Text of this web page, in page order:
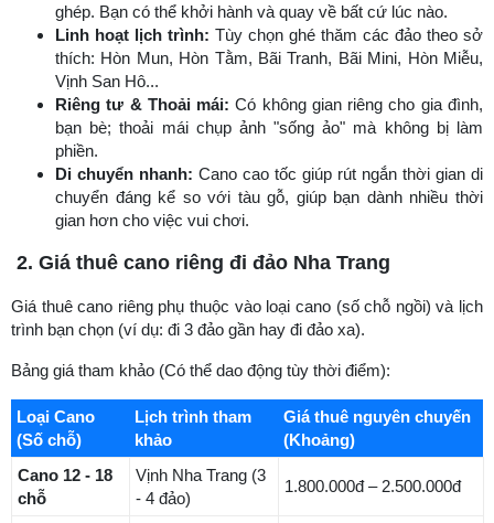
ghép. Bạn có thể khởi hành và quay về bất cứ lúc nào.
Linh hoạt lịch trình: Tùy chọn ghé thăm các đảo theo sở
thích: Hòn Mun, Hòn Tằm, Bãi Tranh, Bãi Mini, Hòn Miễu,
Vịnh San Hô...
Riêng tư & Thoải mái: Có không gian riêng cho gia đình,
bạn bè; thoải mái chụp ảnh "sống ảo" mà không bị làm
phiền.
Di chuyển nhanh: Cano cao tốc giúp rút ngắn thời gian di
chuyển đáng kể so với tàu gỗ, giúp bạn dành nhiều thời
gian hơn cho việc vui chơi.
2. Giá thuê cano riêng đi đảo Nha Trang
Giá thuê cano riêng phụ thuộc vào loại cano (số chỗ ngồi) và lịch
trình bạn chọn (ví dụ: đi 3 đảo gần hay đi đảo xa).
Bảng giá tham khảo (Có thể dao động tùy thời điểm):
Loại Cano
(Số chỗ)
Lịch trình tham
khảo
Giá thuê nguyên chuyến
(Khoảng)
Cano 12 - 18
chỗ
Vịnh Nha Trang (3
- 4 đảo)
1.800.000đ – 2.500.000đ